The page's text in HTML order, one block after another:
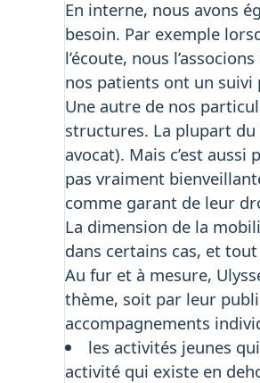
En interne, nous avons
besoin. Par exemple
l’écoute, nous
nos patients ont un suivi
Une autre de nos
structures. La plupart du
avocat). Mais c’est
pas vraiment
comme garant de leur
La dimension de la
dans certains cas, et
Au fur et à mesure,
thème, soit par leur
accompagnements
les activités jeunes
activité qui existe en